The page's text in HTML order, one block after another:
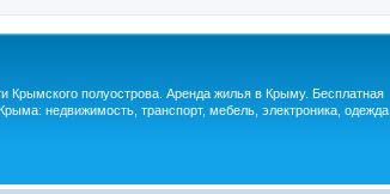
полуострова. Аренда жилья в Крыму. Бесплатная
недвижимость, транспорт, мебель, электроника, одежда,